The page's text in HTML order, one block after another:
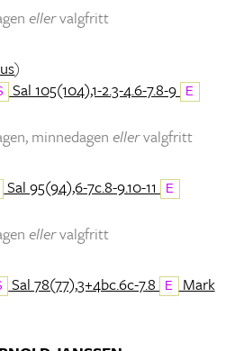
ellervalgfritt
)
Sal 105(104),1-2.3-4.6-7.8-9 E
minnedagen ellervalgfritt
Sal 95(94),6-7c.8-9.10-11 E
ellervalgfritt
Sal 78(77),3+4bc.6c-7.8 E Mark